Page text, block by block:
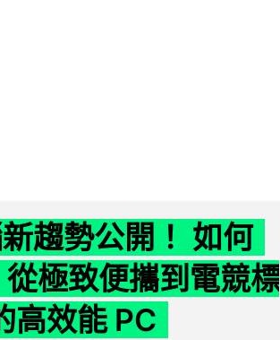
趨勢公開！ 如何
極致便攜到電競標
高效能 PC